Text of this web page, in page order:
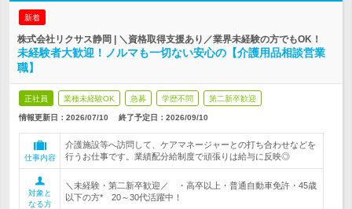
新着
株式会社リクサス静岡 | ＼資格取得支援あり／業界未経験の方でもOK！
未経験者大歓迎！ノルマも一切ない安心の【介護用品相談営業
職】
正社員 業種未経験OK 急募 学歴不問 第二新卒歓迎
情報更新日：2026/07/10 終了予定日： 2026/09/10
仕事内容
介護施設等へ訪問して、ケアマネージャーとの打ち合わせなどを
行うお仕事です。業績配分給制度で頑張りは給与に反映◎
対象と
なる方
＼未経験・第二新卒歓迎／ ・高卒以上・普通自動車免許・45歳
以下の方* 20～30代活躍中！